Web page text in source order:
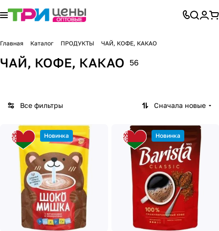
Главная Каталог ПРОДУКТЫ ЧАЙ, КОФЕ, КАКАО
ЧАЙ, КОФЕ, КАКАО 56
Все фильтры Сначала новые
Новинка Новинка